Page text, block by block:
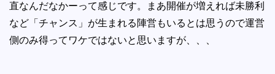
直なんだなかーって感じです。まあ開催が増えれば未勝利
など「チャンス」が生まれる陣営もいるとは思うので運営
側のみ得ってワケではないと思いますが、、、